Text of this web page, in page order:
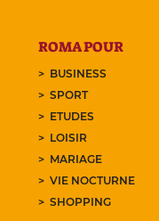
ROMA POUR
BUSINESS
SPORT
ETUDES
LOISIR
MARIAGE
VIE NOCTURNE
SHOPPING